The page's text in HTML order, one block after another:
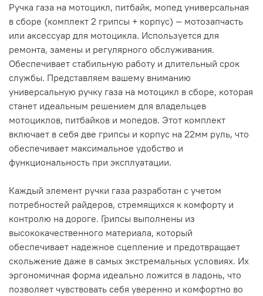
Ручка газа на мотоцикл, питбайк, мопед универсальная
в сборе (комплект 2 грипсы + корпус) — мотозапчасть
или аксессуар для мотоцикла. Используется для
ремонта, замены и регулярного обслуживания.
Обеспечивает стабильную работу и длительный срок
службы. Представляем вашему вниманию
универсальную ручку газа на мотоцикл в сборе, которая
станет идеальным решением для владельцев
мотоциклов, питбайков и мопедов. Этот комплект
включает в себя две грипсы и корпус на 22мм руль, что
обеспечивает максимальное удобство и
функциональность при эксплуатации.
Каждый элемент ручки газа разработан с учетом
потребностей райдеров, стремящихся к комфорту и
контролю на дороге. Грипсы выполнены из
высококачественного материала, который
обеспечивает надежное сцепление и предотвращает
скольжение даже в самых экстремальных условиях. Их
эргономичная форма идеально ложится в ладонь, что
позволяет чувствовать себя уверенно и комфортно во